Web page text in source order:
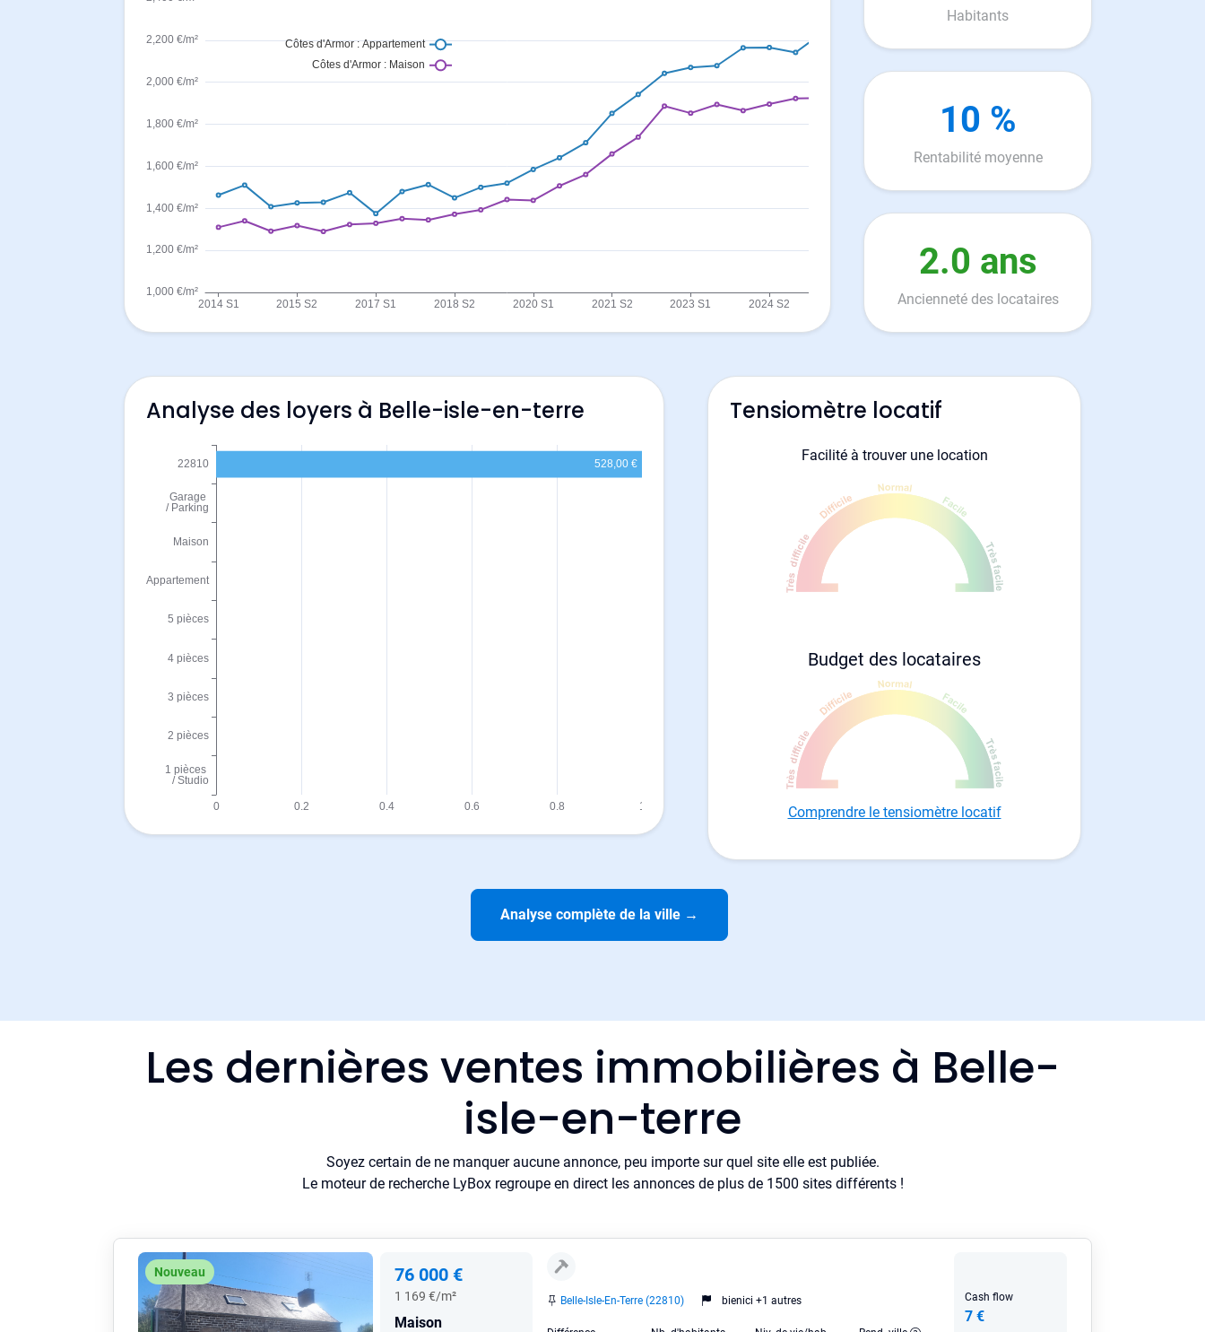
Habitants
10 %
Rentabilité moyenne
2.0 ans
Ancienneté des locataires
Analyse des loyers à Belle-isle-en-terre Tensiomètre locatif
Facilité à trouver une location
Budget des locataires
Comprendre le tensiomètre locatif
Analyse complète de la ville →
Les dernières ventes immobilières à Belle-
isle-en-terre
Soyez certain de ne manquer aucune annonce, peu importe sur quel site elle est publiée.
Le moteur de recherche LyBox regroupe en direct les annonces de plus de 1500 sites différents !
Nouveau 76 000 €
1 169 €/m²
Maison
Belle-Isle-En-Terre (22810) bienici +1 autres Cash flow
7 €